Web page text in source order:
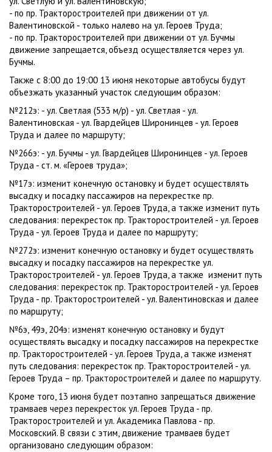
- по пр. Тракторостроителей при движении от ул.
Валентиновской - только налево на ул. Героев Труда;
- по пр. Тракторостроителей при движении от ул. Бучмы
движение запрещается, объезд осуществляется через ул.
Бучмы.
Также с 8:00 до 19:00 13 июня некоторые автобусы будут
объезжать указанный участок следующим образом:
№212э: - ул. Светлая (533 м/р) - ул. Светлая - ул.
Валентиновская - ул. Гвардейцев Широнинцев - ул. Героев
Труда и далее по маршруту;
№266э: - ул. Бучмы - ул. Гвардейцев Широнинцев - ул. Героев
Труда - ст. м. «Героев труда»;
№17э: изменит конечную остановку и будет осуществлять
высадку и посадку пассажиров на перекрестке пр.
Тракторостроителей - ул. Героев Труда, а также изменит путь
следования: перекресток пр. Тракторостроителей - ул. Героев
Труда - ул. Героев Труда и далее по маршруту;
№272э: изменит конечную остановку и будет осуществлять
высадку и посадку пассажиров на перекрестке ул.
Тракторостроителей - ул. Героев Труда, а также изменит путь
следования: перекресток пр. Тракторостроителей - ул. Героев
Труда - пр. Тракторостроителей - ул. Валентиновская и далее
по маршруту;
№6э, 49э, 204э: изменят конечную остановку и будут
осуществлять высадку и посадку пассажиров на перекрестке
пр. Тракторостроителей - ул. Героев Труда, а также изменят
путь следования: перекресток пр. Тракторостроителей - ул.
Героев Труда – пр. Тракторостроителей и далее по маршруту.
Кроме того, 13 июня будет поэтапно запрещаться движение
трамваев через перекресток ул. Героев Труда - пр.
Тракторостроителей и ул. Академика Павлова - пр.
Московский. В связи с этим, движение трамваев будет
организовано следующим образом: